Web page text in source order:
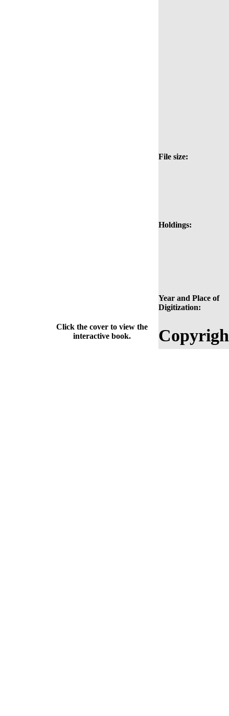
File size:
Holdings:
Year and Place of
Digitization:
Click the cover to view the
interactive book.